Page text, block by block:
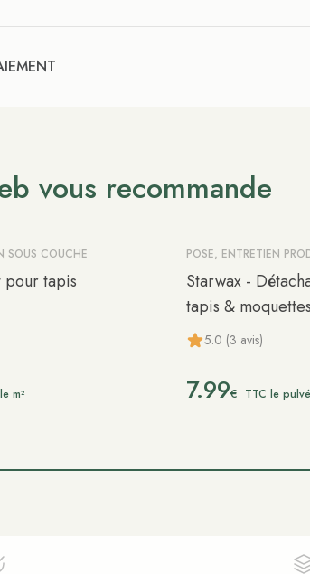
vous recommande
SOUS COUCHE
pour tapis
m²
POSE, ENTRETIEN
Starwax -
tapis & moquettes
5.0 (3 avis)
7.99€ TTC le